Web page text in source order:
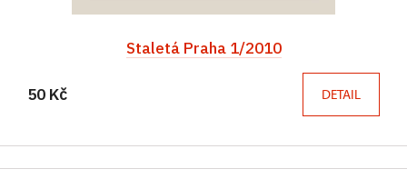
Staletá Praha 1/2010
50 Kč DETAIL